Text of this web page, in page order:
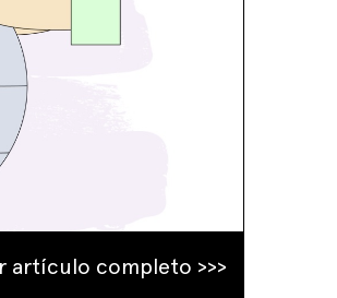
artículo completo >>>